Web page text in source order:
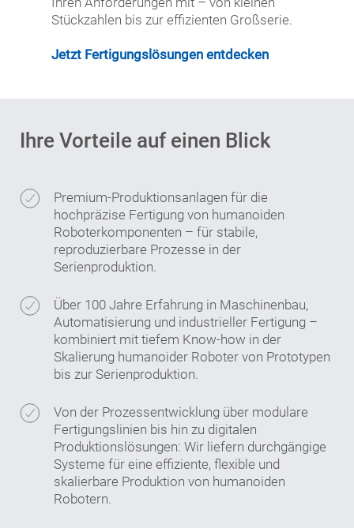
Stückzahlen bis zur effizienten Großserie.
Jetzt Fertigungslösungen entdecken
Ihre Vorteile auf einen Blick
Premium-Produktionsanlagen für die
hochpräzise Fertigung von humanoiden
Roboterkomponenten – für stabile,
reproduzierbare Prozesse in der
Serienproduktion.
Über 100 Jahre Erfahrung in Maschinenbau,
Automatisierung und industrieller Fertigung –
kombiniert mit tiefem Know-how in der
Skalierung humanoider Roboter von Prototypen
bis zur Serienproduktion.
Von der Prozessentwicklung über modulare
Fertigungslinien bis hin zu digitalen
Produktionslösungen: Wir liefern durchgängige
Systeme für eine effiziente, flexible und
skalierbare Produktion von humanoiden
Robotern.